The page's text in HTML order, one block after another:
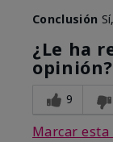
Conclusión
¿Le ha
opinión?
9
Marcar